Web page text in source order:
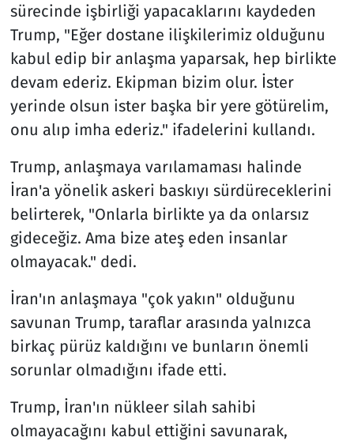
sürecinde işbirliği yapacaklarını kaydeden
Trump, "Eğer dostane ilişkilerimiz olduğunu
kabul edip bir anlaşma yaparsak, hep birlikte
devam ederiz. Ekipman bizim olur. İster
yerinde olsun ister başka bir yere götürelim,
onu alıp imha ederiz." ifadelerini kullandı.
Trump, anlaşmaya varılamaması halinde
İran'a yönelik askeri baskıyı sürdüreceklerini
belirterek, "Onlarla birlikte ya da onlarsız
gideceğiz. Ama bize ateş eden insanlar
olmayacak." dedi.
İran'ın anlaşmaya "çok yakın" olduğunu
savunan Trump, taraflar arasında yalnızca
birkaç pürüz kaldığını ve bunların önemli
sorunlar olmadığını ifade etti.
Trump, İran'ın nükleer silah sahibi
olmayacağını kabul ettiğini savunarak,